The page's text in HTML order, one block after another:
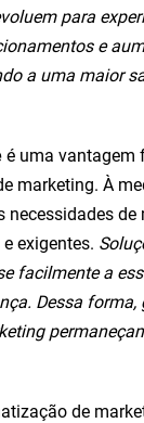
para
e
a uma maior
é uma vantagem
marketing. À
necessidades
exigentes.
facilmente a
Dessa forma,
de